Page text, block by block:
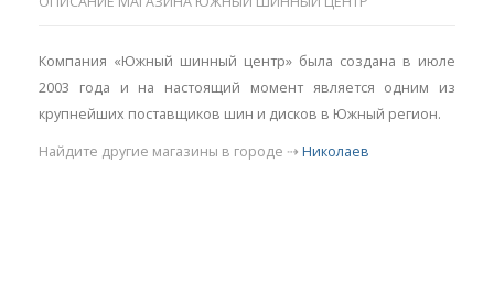
Компания «Южный шинный центр» была создана в июле
2003 года и на настоящий момент является одним из
крупнейших поставщиков шин и дисков в Южный регион.
Найдите другие магазины в городе ⇢ Николаев